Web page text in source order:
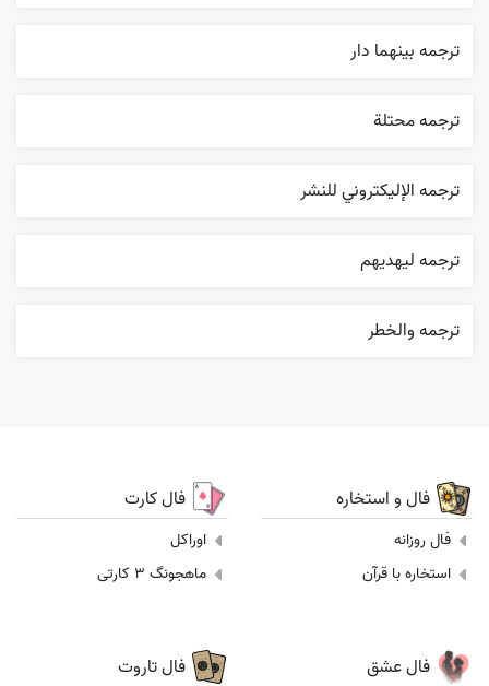
ترجمه بينهما دار
ترجمه محتلة
ترجمه الإليکتروني للنشر
ترجمه ليهديهم
ترجمه والخطر
فال و استخاره
فال روزانه
استخاره با قرآن
فال کارت
اوراکل
ماهجونگ 3 کارتی
فال عشق فال تاروت